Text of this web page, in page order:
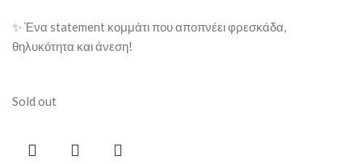
✨ Ένα statement κομμάτι που αποπνέει φρεσκάδα,
θηλυκότητα και άνεση!
Sold out